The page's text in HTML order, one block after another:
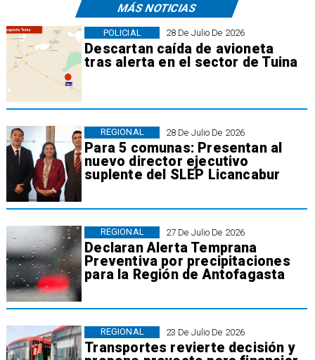
MÁS NOTICIAS
28 De Julio De 2026
Descartan caída de avioneta
tras alerta en el sector de Tuina
POLICIAL
28 De Julio De 2026
Para 5 comunas: Presentan al
nuevo director ejecutivo
suplente del SLEP Licancabur
REGIONAL
27 De Julio De 2026
Declaran Alerta Temprana
Preventiva por precipitaciones
para la Región de Antofagasta
REGIONAL
23 De Julio De 2026
Transportes revierte decisión y
REGIONAL